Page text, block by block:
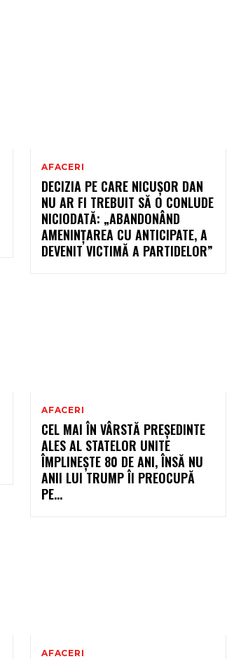
AFACERI
DECIZIA PE CARE NICUȘOR DAN
NU AR FI TREBUIT SĂ O CONLUDE
NICIODATĂ: „ABANDONÂND
AMENINȚAREA CU ANTICIPATE, A
DEVENIT VICTIMĂ A PARTIDELOR”
AFACERI
CEL MAI ÎN VÂRSTĂ PREȘEDINTE
ALES AL STATELOR UNITE
ÎMPLINEȘTE 80 DE ANI, ÎNSĂ NU
ANII LUI TRUMP ÎI PREOCUPĂ
PE…
AFACERI